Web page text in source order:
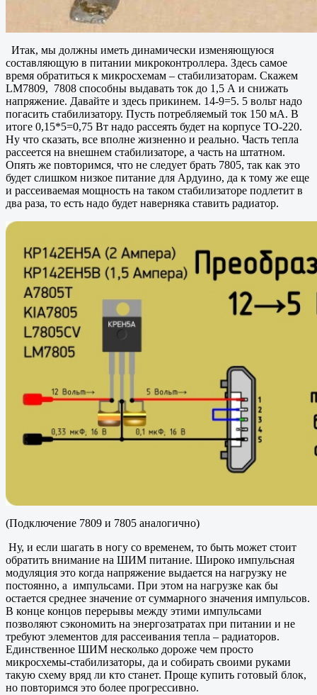
Итак, мы должны иметь динамически изменяющуюся
составляющую в питании микроконтроллера. Здесь самое
время обратиться к микросхемам – стабилизаторам. Скажем
LM7809, 7808 способны выдавать ток до 1,5 А и снижать
напряжение. Давайте и здесь прикинем. 14-9=5. 5 вольт надо
погасить стабилизатору. Пусть потребляемый ток 150 мА. В
итоге 0,15*5=0,75 Вт надо рассеять будет на корпусе ТО-220.
Ну что сказать, все вполне жизненно и реально. Часть тепла
рассеется на внешнем стабилизаторе, а часть на штатном.
Опять же повторимся, что не следует брать 7805, так как это
будет слишком низкое питание для Ардуино, да к тому же еще
и рассеиваемая мощность на таком стабилизаторе подлетит в
два раза, то есть надо будет наверняка ставить радиатор.
(Подключение 7809 и 7805 аналогично)
Ну, и если шагать в ногу со временем, то быть может стоит
обратить внимание на ШИМ питание. Широко импульсная
модуляция это когда напряжение выдается на нагрузку не
постоянно, а импульсами. При этом на нагрузке как бы
остается среднее значение от суммарного значения импульсов.
В конце концов перерывы между этими импульсами
позволяют сэкономить на энергозатратах при питании и не
требуют элементов для рассеивания тепла – радиаторов.
Единственное ШИМ несколько дороже чем просто
микросхемы-стабилизаторы, да и собирать своими руками
такую схему вряд ли кто станет. Проще купить готовый блок,
но повторимся это более прогрессивно.